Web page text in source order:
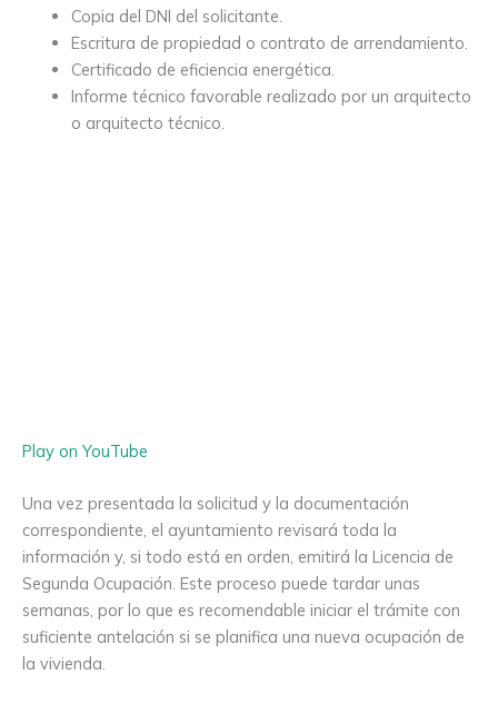
Copia del DNI del solicitante.
Escritura de propiedad o contrato de arrendamiento.
Certificado de eficiencia energética.
Informe técnico favorable realizado por un arquitecto
o arquitecto técnico.
Play on YouTube
Una vez presentada la solicitud y la documentación
correspondiente, el ayuntamiento revisará toda la
información y, si todo está en orden, emitirá la Licencia de
Segunda Ocupación. Este proceso puede tardar unas
semanas, por lo que es recomendable iniciar el trámite con
suficiente antelación si se planifica una nueva ocupación de
la vivienda.